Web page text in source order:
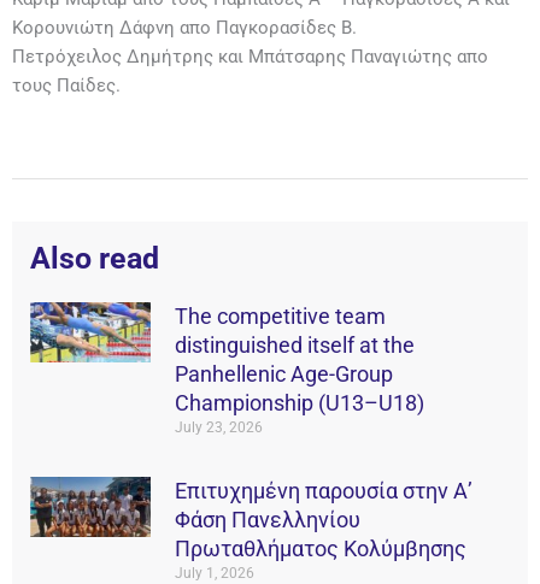
Κορουνιώτη Δάφνη απο Παγκορασίδες Β.
Πετρόχειλος Δημήτρης και Μπάτσαρης Παναγιώτης απο
τους Παίδες.
Also read
The competitive team
distinguished itself at the
Panhellenic Age-Group
Championship (U13–U18)
July 23, 2026
Επιτυχημένη παρουσία στην Α’
Φάση Πανελληνίου
Πρωταθλήματος Κολύμβησης
July 1, 2026